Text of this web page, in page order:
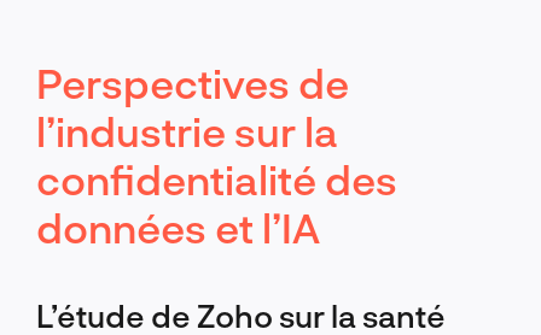
Perspectives de
l’industrie sur la
confidentialité des
données et l’IA
L’étude de Zoho sur la santé